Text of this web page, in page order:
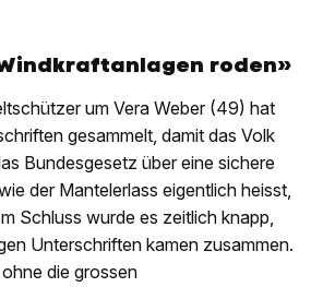
roden»
um Vera Weber (49) hat
gesammelt, damit das Volk
Bundesgesetz über eine sichere
der Mantelerlass eigentlich heisst,
Schluss wurde es zeitlich knapp,
Unterschriften kamen zusammen.
die grossen